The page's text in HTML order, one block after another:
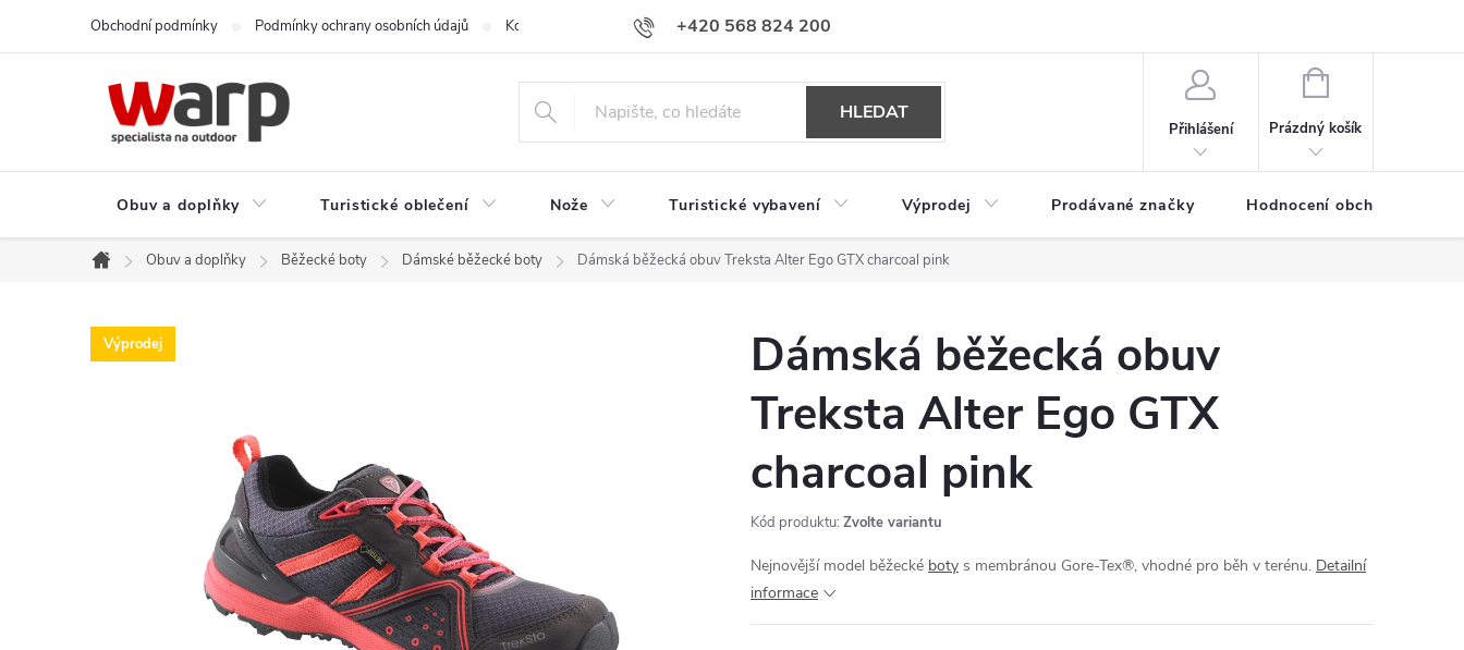
+420 568 824 200
Obchodní podmínky Podmínky ochrany osobních údajů Kontakty Doprava a platba Hodnocení obchodu
HLEDAT
Přihlášení
NÁKUPNÍ
Prázdný košík
Obuv a doplňky Turistické oblečení Nože Turistické vybavení Výprodej Prodávané značky Hodnocení obchodu
Domů
Obuv a doplňky Běžecké boty Dámské běžecké boty Dámská běžecká obuv Treksta Alter Ego GTX charcoal pink
Výprodej
Dámská běžecká obuv
Treksta Alter Ego GTX
charcoal pink
Kód produktu: Zvolte variantu
Nejnovější model běžecké boty s membránou Gore-Tex®, vhodné pro běh v terénu. Detailní
informace